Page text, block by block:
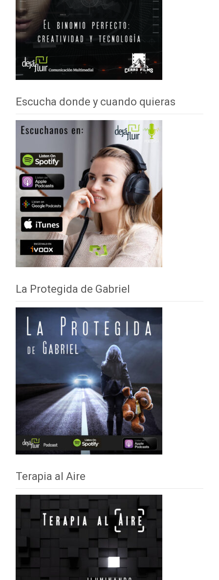
Escucha donde y cuando quieras
La Protegida de Gabriel
Terapia al Aire